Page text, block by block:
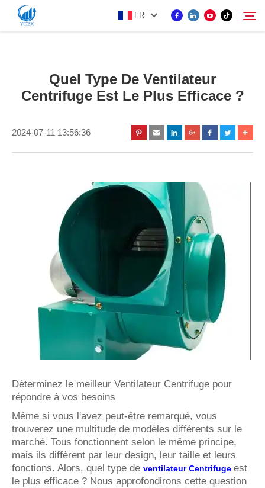
FR
PRODUIT
CONTACTEZ-NOUS
Rechercher
Quel Type De Ventilateur
Centrifuge Est Le Plus Efficace ?
2024-07-11 13:56:36
Déterminez le meilleur Ventilateur Centrifuge pour
répondre à vos besoins
Même si vous l'avez peut-être remarqué, vous
trouverez une multitude de modèles différents sur le
marché. Tous fonctionnent selon le même principe,
mais ils diffèrent par leur design, leur taille et leurs
fonctions. Alors, quel type de ventilateur Centrifuge est
le plus efficace ? Nous approfondirons cette question